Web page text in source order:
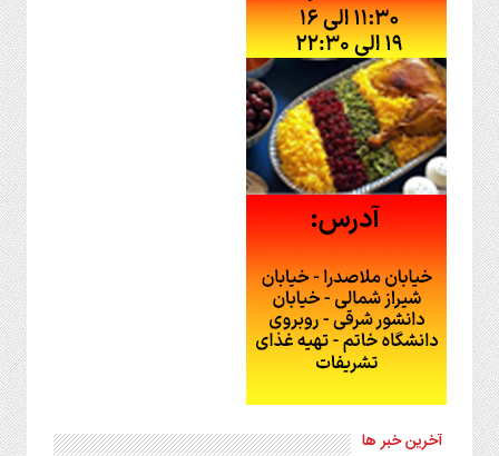
آخرین خبر ها